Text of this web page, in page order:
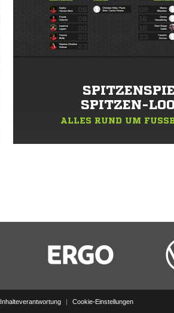
SPITZEN-
ALLES RUND UM
Inhalteverantwortung | Cookie-Einstellungen